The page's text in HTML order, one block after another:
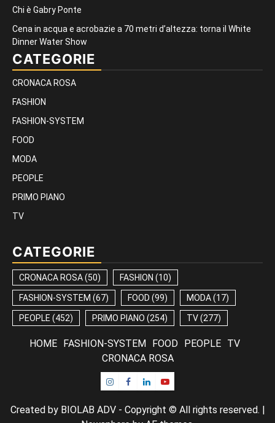
Chi è Gabry Ponte
Cena in acqua e acrobazie a 70 metri d’altezza: torna il White
Dinner Water Show
CATEGORIE
CRONACA ROSA
FASHION
FASHION-SYSTEM
FOOD
MODA
PEOPLE
PRIMO PIANO
TV
CATEGORIE
CRONACA ROSA(50) FASHION (10)
FASHION-SYSTEM (67) FOOD (99) MODA(17)
PEOPLE (452) PRIMO PIANO (254) TV(277)
HOME FASHION-SYSTEM FOOD PEOPLE
TV
CRONACA ROSA
Instagram
Facebook
LinkedinYoutube
Created by BIOLAB ADV - Copyright © All rights reserved. |